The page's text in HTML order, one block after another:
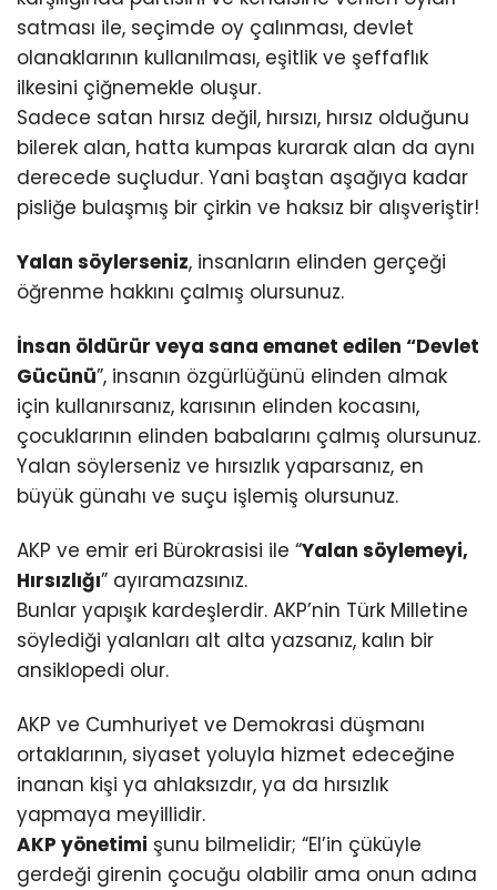
satması ile, seçimde oy çalınması, devlet
olanaklarının kullanılması, eşitlik ve şeffaflık
ilkesini çiğnemekle oluşur.
Sadece satan hırsız değil, hırsızı, hırsız olduğunu
bilerek alan, hatta kumpas kurarak alan da aynı
derecede suçludur. Yani baştan aşağıya kadar
pisliğe bulaşmış bir çirkin ve haksız bir alışveriştir!
Yalan söylerseniz, insanların elinden gerçeği
öğrenme hakkını çalmış olursunuz.
İnsan öldürür veya sana emanet edilen “Devlet
Gücünü”, insanın özgürlüğünü elinden almak
için kullanırsanız, karısının elinden kocasını,
çocuklarının elinden babalarını çalmış olursunuz.
Yalan söylerseniz ve hırsızlık yaparsanız, en
büyük günahı ve suçu işlemiş olursunuz.
AKP ve emir eri Bürokrasisi ile “Yalan söylemeyi,
Hırsızlığı” ayıramazsınız.
Bunlar yapışık kardeşlerdir. AKP’nin Türk Milletine
söylediği yalanları alt alta yazsanız, kalın bir
ansiklopedi olur.
AKP ve Cumhuriyet ve Demokrasi düşmanı
ortaklarının, siyaset yoluyla hizmet edeceğine
inanan kişi ya ahlaksızdır, ya da hırsızlık
yapmaya meyillidir.
AKP yönetimi şunu bilmelidir; “El’in çüküyle
gerdeği girenin çocuğu olabilir ama onun adına